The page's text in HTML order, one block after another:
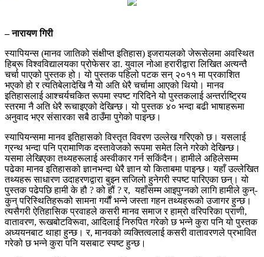
– नारायण गिरी
स्यापियन्स (मानव जातिको संक्षीप्त इतिहास) इजरायलको जेरूसेलमा अवस्थित
हिब्रू विश्वविद्यालयका प्रोफेसर डा. युवाल नोआ हरारीद्वारा लिखित अत्यन्तै
चर्चा पाएको पुस्तक हो। यो पुस्तक पहिलो पटक सन् २०११ मा प्रकाशित
भएको हो र त्यतिबेलादेखि नै यो अति धेरै चर्चामा आएको थियो। मानव
इतिहासलाई आश्चर्यचकित रूपमा स्पष्ट गरिदिने यो पुस्तकलाई अन्तर्राष्ट्रिय
स्तरमा नै अति धेरै रूचाइएको देखिन्छ। यो पुस्तक ४० भन्दा बढी भाषाहरूमा
अनुवाद भएर संसारका सबै ठाउँमा पुगेको पाइन्छ।
स्यापियन्समा मानव इतिहासको विस्तृत विवरण उल्लेख गरिएको छ। यसलाई
ग्रन्थ भन्दा पनि प्रामाणिक दस्तावेजको रूपमा समेत लिने गरेको देखिन्छ।
यसमा लेखिएका तथ्यहरूलाई अस्वीकार गर्न सकिंदैन। हामीले अहिलेसम्म
पढेका मानव इतिहासको ज्ञानभन्दा धेरै ज्ञान यो किताबमा पाइन्छ। यहाँ उल्लेखित
तथ्यहरू साधारण उदाहरणद्वारा बुझ्न सजिलो हुनेगरी स्पष्ट पारिएका छन्। यो
पुस्तक पढेपछि हामी के हौ ? को हौं ? र, यहाँसम्म आइपुग्नको लागि हामीले कुन्-
कुन् परिस्थितिहरूको सामना गर्यौं भन्ने जस्ता गहन तथ्यहरूको उजागर हुन्छ।
त्यसैगरी ऐतिहासिक प्रवाहले कसरी मानव समाज र हाम्रो वरिपरिका प्राणी,
वातावरण, रूखबोटविरूवा, आदिलाई निरुपित गरेको छ भन्ने कुरा पनि यो पुस्तक
अध्ययनबाट थाहा हुन्छ। र, मानवको व्यक्तित्वलाई कसरी वातावरणले प्रभावित
गरेको छ भन्ने कुरा पनि यसबाट स्पष्ट हुन्छ।